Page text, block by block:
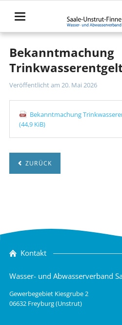
Bekanntmachung
Veröffentlicht am 20. Mai 2026
Bekanntmachung
(44,9 KiB)
ZURÜCK
Kontakt
Wasser- und Abwasserverband
Gewerbegebiet Kiesgrube 2
06632 Freyburg (Unstrut)